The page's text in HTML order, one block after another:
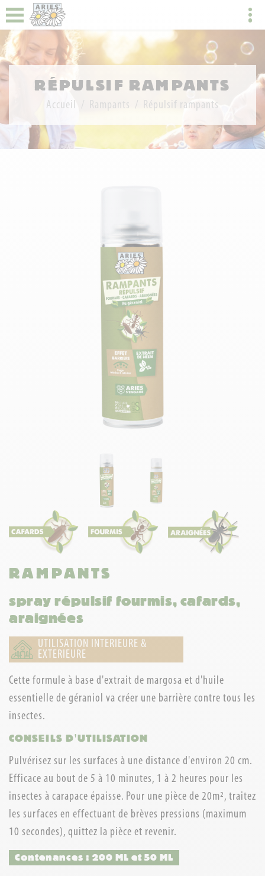
RÉPULSIF RAMPANTS
Accueil Rampants Répulsif rampants
RAMPANTS
spray répulsif fourmis, cafards,
araignées
UTILISATION INTERIEURE &
EXTERIEURE
Cette formule à base d'extrait de margosa et d'huile
essentielle de géraniol va créer une barrière contre tous les
insectes.
CONSEILS D'UTILISATION
Pulvérisez sur les surfaces à une distance d'environ 20 cm.
Efficace au bout de 5 à 10 minutes, 1 à 2 heures pour les
insectes à carapace épaisse. Pour une pièce de 20m², traitez
les surfaces en effectuant de brèves pressions (maximum
10 secondes), quittez la pièce et revenir.
Contenances : 200 ML et 50 ML